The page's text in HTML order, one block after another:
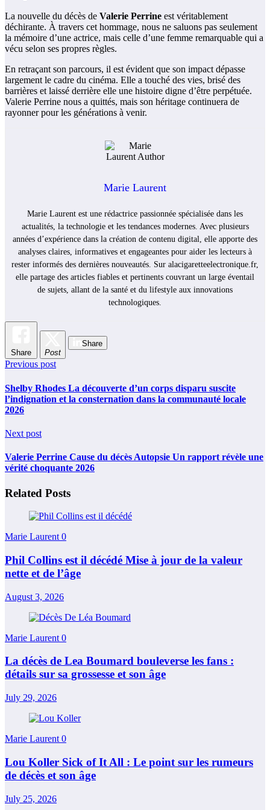
La nouvelle du décès de Valerie Perrine est véritablement
déchirante. À travers cet hommage, nous ne saluons pas seulement
la mémoire d’une actrice, mais celle d’une femme remarquable qui a
vécu selon ses propres règles.
En retraçant son parcours, il est évident que son impact dépasse
largement le cadre du cinéma. Elle a touché des vies, brisé des
barrières et laissé derrière elle une histoire digne d’être perpétuée.
Valerie Perrine nous a quittés, mais son héritage continuera de
rayonner pour les générations à venir.
Marie Laurent
Marie Laurent est une rédactrice passionnée spécialisée dans les
actualités, la technologie et les tendances modernes. Avec plusieurs
années d’expérience dans la création de contenu digital, elle apporte des
analyses claires, informatives et engageantes pour aider les lecteurs à
rester informés des dernières nouveautés. Sur alacigaretteelectronique.fr,
elle partage des articles fiables et pertinents couvrant un large éventail
de sujets, allant de la santé et du lifestyle aux innovations
technologiques.
Share Post
Share
Previous post
Shelby Rhodes La découverte d’un corps disparu suscite
l’indignation et la consternation dans la communauté locale
2026
Next post
Valerie Perrine Cause du décès Autopsie Un rapport révèle une
vérité choquante 2026
Related Posts
Marie Laurent 0
Phil Collins est il décédé Mise à jour de la valeur
nette et de l’âge
August 3, 2026
Marie Laurent 0
La décès de Lea Boumard bouleverse les fans :
détails sur sa grossesse et son âge
July 29, 2026
Marie Laurent 0
Lou Koller Sick of It All : Le point sur les rumeurs
de décès et son âge
July 25, 2026